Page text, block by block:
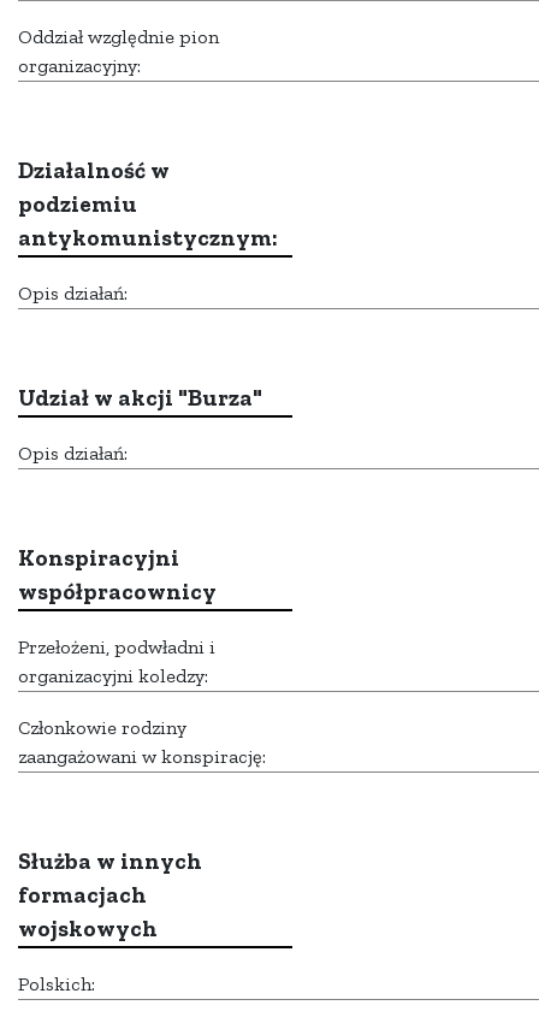
Oddział względnie pion
organizacyjny:
Działalność w
podziemiu
antykomunistycznym:
Opis działań:
Udział w akcji "Burza"
Opis działań:
Konspiracyjni
współpracownicy
Przełożeni, podwładni i
organizacyjni koledzy:
Członkowie rodziny
zaangażowani w konspirację:
Służba w innych
formacjach
wojskowych
Polskich: